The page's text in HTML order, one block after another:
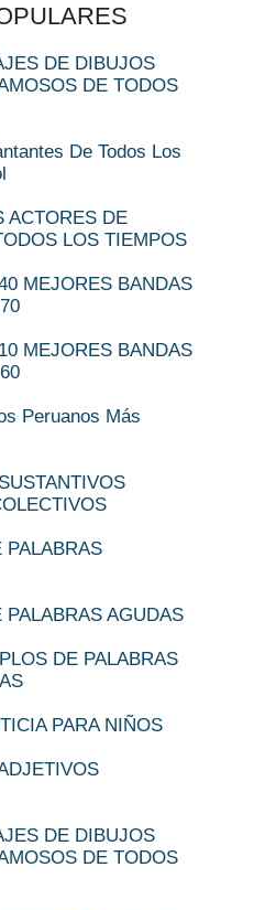
DE DIBUJOS
DE TODOS
De Todos Los
ACTORES DE
LOS TIEMPOS
MEJORES BANDAS
MEJORES BANDAS
Peruanos Más
PALABRAS
AGUDAS
DE PALABRAS
PARA NIÑOS
DE DIBUJOS
DE TODOS